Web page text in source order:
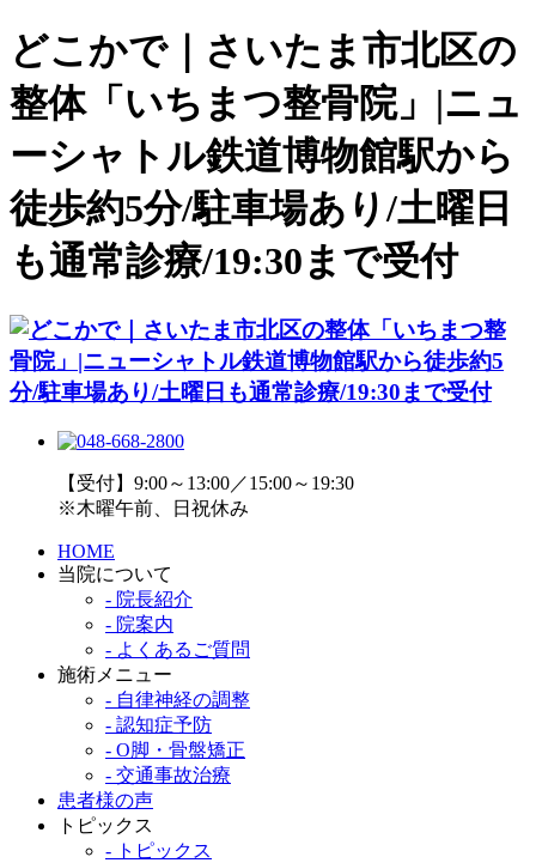
どこかで｜さいたま市北区の
整体「いちまつ整骨院」|ニュ
ーシャトル鉄道博物館駅から
徒歩約5分/駐車場あり/土曜日
も通常診療/19:30まで受付
【受付】9:00～13:00／15:00～19:30
※木曜午前、日祝休み
HOME
当院について
- 院長紹介
- 院案内
- よくあるご質問
施術メニュー
- 自律神経の調整
- 認知症予防
- O脚・骨盤矯正
- 交通事故治療
患者様の声
トピックス
- トピックス